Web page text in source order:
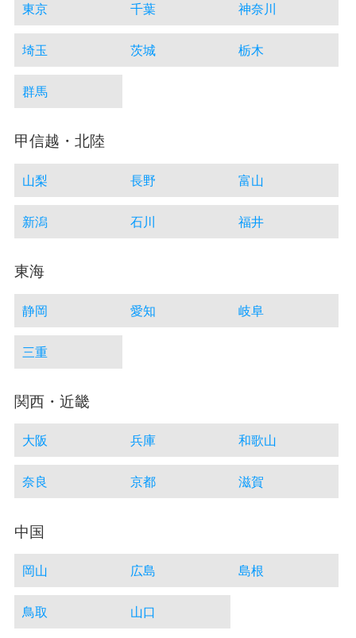
東京 千葉 神奈川
埼玉 茨城 栃木
群馬
甲信越・北陸
山梨 長野 富山
新潟 石川 福井
東海
静岡 愛知 岐阜
三重
関西・近畿
大阪 兵庫 和歌山
奈良 京都 滋賀
中国
岡山 広島 島根
鳥取 山口